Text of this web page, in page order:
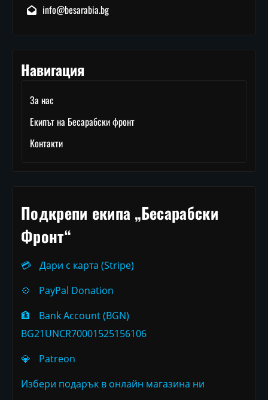
info@besarabia.bg
Навигация
За нас
Екипът на Бесарабски фронт
Контакти
Подкрепи екипа „Бесарабски
Фронт“
💳
Дари с карта (Stripe)
💠
PayPal Donation
🏦
Bank Account (BGN)
BG21UNCR70001525156106
💎
Patreon
Избери подарък в онлайн магазина ни